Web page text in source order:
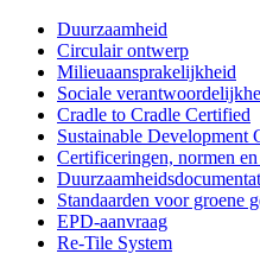
Duurzaamheid
Circulair ontwerp
Milieuaansprakelijkheid
Sociale
Cradle to Cradle Certified
Sustainable Development
Certificeringen, normen
Standaarden voor groene
EPD-aanvraag
Re-Tile System